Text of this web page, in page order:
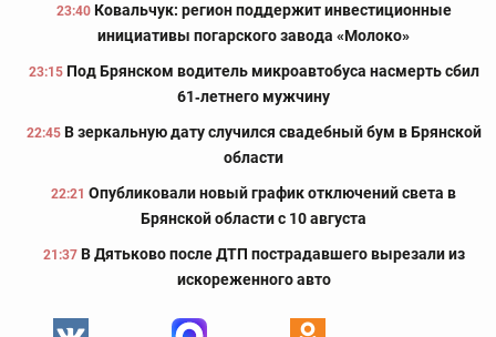
23:40 Ковальчук: регион поддержит инвестиционные
инициативы погарского завода «Молоко»
23:15 Под Брянском водитель микроавтобуса насмерть сбил
61‑летнего мужчину
22:45 В зеркальную дату случился свадебный бум в Брянской
области
22:21 Опубликовали новый график отключений света в
Брянской области с 10 августа
21:37 В Дятьково после ДТП пострадавшего вырезали из
искореженного авто